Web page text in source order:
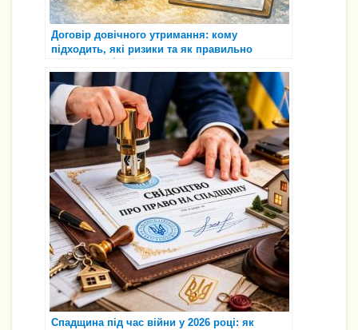
Договір довічного утримання: кому
підходить, які ризики та як правильно
Спадщина під час війни у 2026 році: як